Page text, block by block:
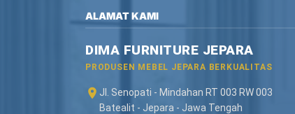
ALAMAT KAMI
DIMA FURNITURE JEPARA
PRODUSEN MEBEL JEPARA BERKUALITAS
Jl. Senopati - Mindahan RT 003 RW 003
Batealit - Jepara - Jawa Tengah